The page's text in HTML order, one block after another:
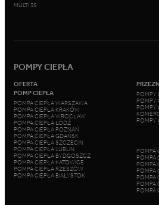
MULTI 3S
POMPY CIEPŁA
OFERTA
POMP CIEPŁA
POMPA CIEPŁA WARSZAWA
POMPA CIEPŁA KRAKÓW
POMPA CIEPŁA WROCŁAW
POMPA CIEPŁA ŁÓDŹ
POMPA CIEPŁA POZNAŃ
POMPA CIEPŁA GDAŃSK
POMPA CIEPŁA SZCZECIN
POMPA CIEPŁA LUBLIN
POMPA CIEPŁA BYDGOSZCZ
POMPA CIEPŁA KATOWICE
POMPA CIEPŁA RZESZÓW
POMPA CIEPŁA BIAŁYSTOK
POMPY
POMPY
POMPY
POMPY
POMPA
POMPA
POMPA
POMPA
POMPA
POMPA
POMPA